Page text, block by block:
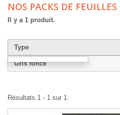
NOS PACKS DE
Il y a 1 produit.
Type
Gris foncé
Résultats 1 - 1 sur 1.